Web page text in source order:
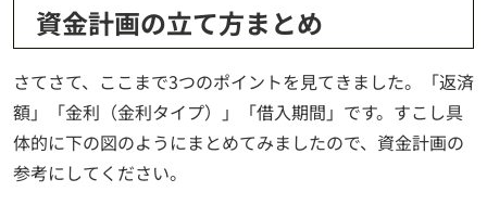
資金計画の立て方まとめ
さてさて、ここまで3つのポイントを見てきました。「返済
額」「金利（金利タイプ）」「借入期間」です。すこし具
体的に下の図のようにまとめてみましたので、資金計画の
参考にしてください。